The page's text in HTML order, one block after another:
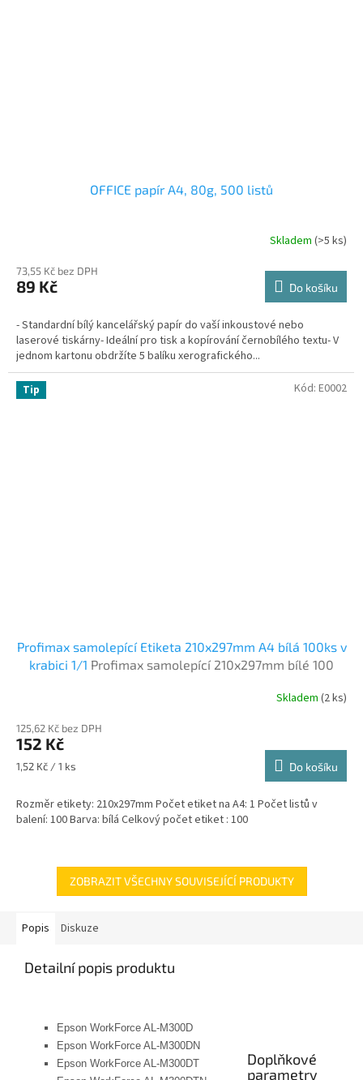
OFFICE papír A4, 80g, 500 listů
Skladem (>5 ks)
73,55 Kč bez DPH
89 Kč Do košíku
- Standardní bílý kancelářský papír do vaší inkoustové nebo
laserové tiskárny- Ideální pro tisk a kopírování černobílého textu- V
jednom kartonu obdržíte 5 balíku xerografického...
Tip
Profimax samolepící Etiketa 210x297mm A4 bílá 100ks v
krabici 1/1 Profimax samolepící 210x297mm bílé 100
Skladem (2 ks)
125,62 Kč bez DPH
152 Kč
Měrná
1,52 Kč / 1 ks Do košíku
Rozměr etikety: 210x297mm Počet etiket na A4: 1 Počet listů v
balení: 100 Barva: bílá Celkový počet etiket : 100
Kód: E0002
ZOBRAZIT VŠECHNY SOUVISEJÍCÍ PRODUKTY
Popis Diskuze
Detailní popis produktu
Epson WorkForce AL-M300D
Epson WorkForce AL-M300DN
Epson WorkForce AL-M300DT
Doplňkové
parametry